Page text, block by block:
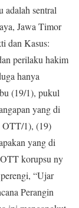
adalah sentral
Jawa Timor
dan Kasus:
perilaku hakim
hanya
(19/1), pukul
yang di
OTT/1), (19)
yang di
korupsu ny
“Ujar
Perangin